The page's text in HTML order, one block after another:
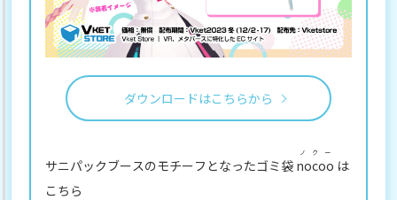
ダウンロードはこちらから
サニパックブースのモチーフとなったゴミ袋 nocoo
ノクー
は
こちら